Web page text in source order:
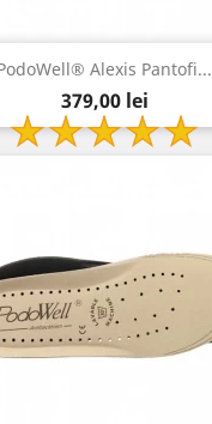
Alexis Pantofi...
Pret
379,00 lei
Vizualizare rapida
bleumarin